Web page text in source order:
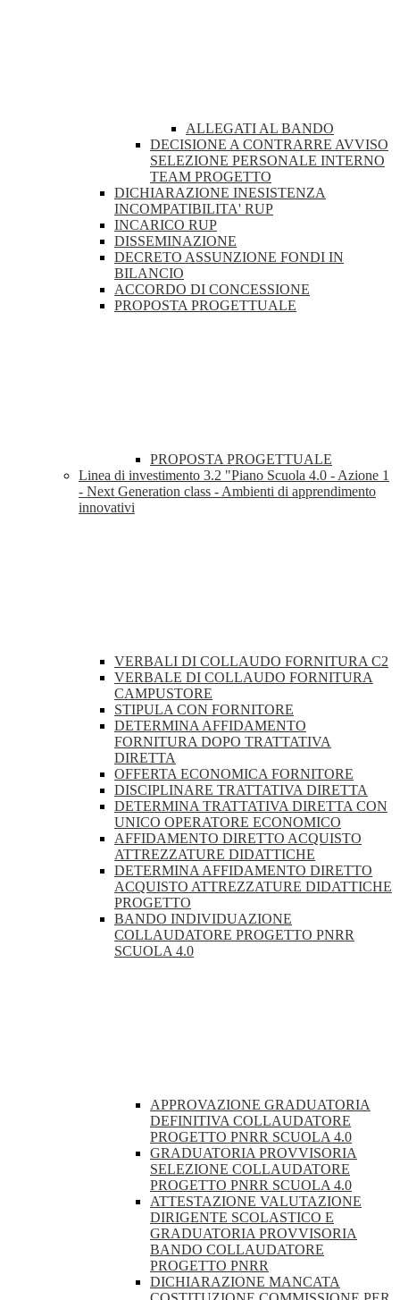
ALLEGATI AL BANDO
DECISIONE A CONTRARRE AVVISO
SELEZIONE PERSONALE INTERNO
TEAM PROGETTO
DICHIARAZIONE INESISTENZA
INCOMPATIBILITA' RUP
INCARICO RUP
DISSEMINAZIONE
DECRETO ASSUNZIONE FONDI IN
BILANCIO
ACCORDO DI CONCESSIONE
PROPOSTA PROGETTUALE
PROPOSTA PROGETTUALE
Linea di investimento 3.2 "Piano Scuola 4.0 - Azione 1
- Next Generation class - Ambienti di apprendimento
innovativi
VERBALI DI COLLAUDO FORNITURA C2
VERBALE DI COLLAUDO FORNITURA
CAMPUSTORE
STIPULA CON FORNITORE
DETERMINA AFFIDAMENTO
FORNITURA DOPO TRATTATIVA
DIRETTA
OFFERTA ECONOMICA FORNITORE
DISCIPLINARE TRATTATIVA DIRETTA
DETERMINA TRATTATIVA DIRETTA CON
UNICO OPERATORE ECONOMICO
AFFIDAMENTO DIRETTO ACQUISTO
ATTREZZATURE DIDATTICHE
DETERMINA AFFIDAMENTO DIRETTO
ACQUISTO ATTREZZATURE DIDATTICHE
PROGETTO
BANDO INDIVIDUAZIONE
COLLAUDATORE PROGETTO PNRR
SCUOLA 4.0
APPROVAZIONE GRADUATORIA
DEFINITIVA COLLAUDATORE
PROGETTO PNRR SCUOLA 4.0
GRADUATORIA PROVVISORIA
SELEZIONE COLLAUDATORE
PROGETTO PNRR SCUOLA 4.0
ATTESTAZIONE VALUTAZIONE
DIRIGENTE SCOLASTICO E
GRADUATORIA PROVVISORIA
BANDO COLLAUDATORE
PROGETTO PNRR
DICHIARAZIONE MANCATA